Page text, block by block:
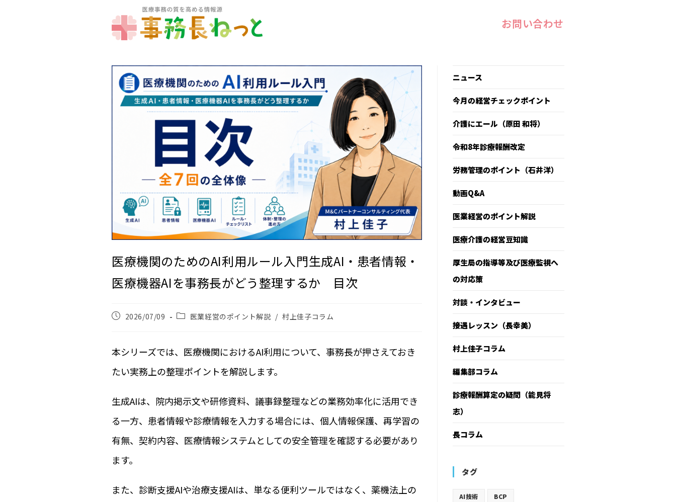
お問い合わせ
医療機関のためのAI利用ルール入門――生成AI・患者情報・
医療機器AIを事務長がどう整理するか 目次
2026/07/09 医業経営のポイント解説 / 村上佳子コラム
本シリーズでは、医療機関におけるAI利用について、事務長が押さえておき
たい実務上の整理ポイントを解説します。
生成AIは、院内掲示文や研修資料、議事録整理などの業務効率化に活用でき
る一方、患者情報や診療情報を入力する場合には、個人情報保護、再学習の
有無、契約内容、医療情報システムとしての安全管理を確認する必要があり
ます。
また、診断支援AIや治療支援AIは、単なる便利ツールではなく、薬機法上の
ニュース
今月の経営チェックポイント
介護にエール（原田 和将）
令和8年診療報酬改定
労務管理のポイント（石井洋）
動画Q&A
医業経営のポイント解説
医療介護の経営豆知識
厚生局の指導等及び医療監視へ
の対応策
対談・インタビュー
接遇レッスン（長幸美）
村上佳子コラム
編集部コラム
診療報酬算定の疑問（能見将
志）
長コラム
タグ
AI技術 BCP